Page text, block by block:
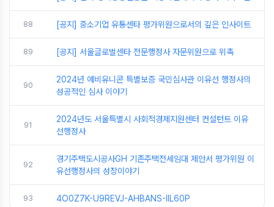
88 [공지] 중소기업 유통센타 평가위원으로서의 깊은 인사이트
89 [공지] 서울글로벌센타 전문행정사 자문위원으로 위촉
90
2024년 예비유니콘 특별보증 국민심사관 이유선 행정사의
성공적인 심사 이야기
91
2024년도 서울특별시 사회적경제지원센터 컨설턴트 이유
선행정사
92
경기주택도시공사GH 기존주택전세임대 제안서 평가위원 이
유선행정사의 성장이야기
93 4O0Z7K-U9REVJ-AHBANS-IIL60P